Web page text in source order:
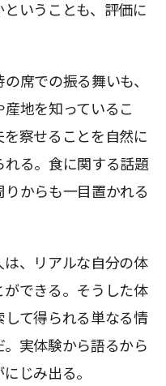
いうことも、評価に
席での振る舞いも、
地を知っているこ
察せることを自然に
る。食に関する話題
からも一目置かれる
、リアルな自分の体
できる。そうした体
て得られる単なる情
実体験から語るから
じみ出る。